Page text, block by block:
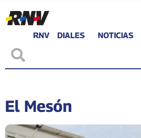
RNV DIALES NOTICIAS
El Mesón